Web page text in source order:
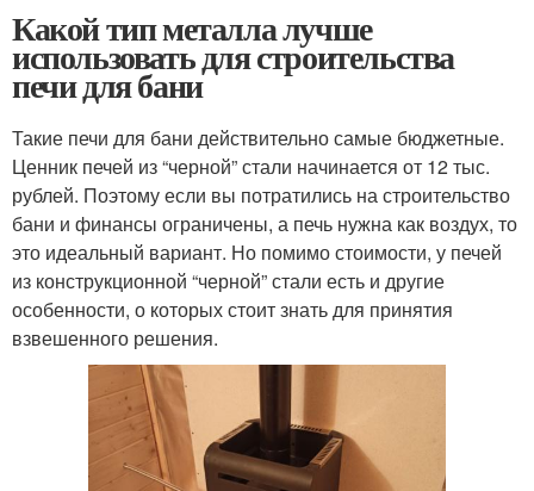
Какой тип металла лучше
использовать для строительства
печи для бани
Такие печи для бани действительно самые бюджетные.
Ценник печей из “черной” стали начинается от 12 тыс.
рублей. Поэтому если вы потратились на строительство
бани и финансы ограничены, а печь нужна как воздух, то
это идеальный вариант. Но помимо стоимости, у печей
из конструкционной “черной” стали есть и другие
особенности, о которых стоит знать для принятия
взвешенного решения.